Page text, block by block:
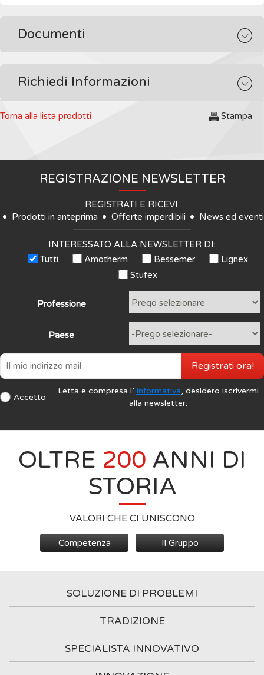
Documenti
Richiedi Informazioni
Torna alla lista prodotti Stampa
REGISTRAZIONE NEWSLETTER
REGISTRATI E RICEVI:
Prodotti in anteprima
Offerte imperdibili News ed eventi
INTERESSATO ALLA NEWSLETTER DI:
Tutti
Amotherm Bessemer
Lignex
Stufex
Professione
Paese
Accetto
Letta e compresa l’ Informativa, desidero iscrivermi
alla newsletter.
Registrati ora!
OLTRE 200 ANNI DI
STORIA
VALORI CHE CI UNISCONO
Competenza Il Gruppo
SOLUZIONE DI PROBLEMI
TRADIZIONE
SPECIALISTA INNOVATIVO